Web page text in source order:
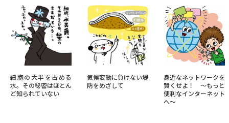
細胞の大半を占める
水。その秘密はほとん
ど知られていない
気候変動に負けない堤
防をめざして
身近なネットワークを
賢くせよ！ ～もっと
便利なインターネット
へ～